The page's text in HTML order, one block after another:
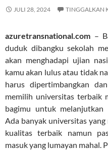
JULI 28, 2024 TINGGALKAN
azuretransnational.com –
duduk dibangku sekolah
akan menghadapi ujian
kamu akan lulus atau tidak
harus dipertimbangkan
memilih universitas terbaik
bagimu untuk melanjutkan
Ada banyak universitas
kualitas terbaik namun
masuk yang lumayan mahal.